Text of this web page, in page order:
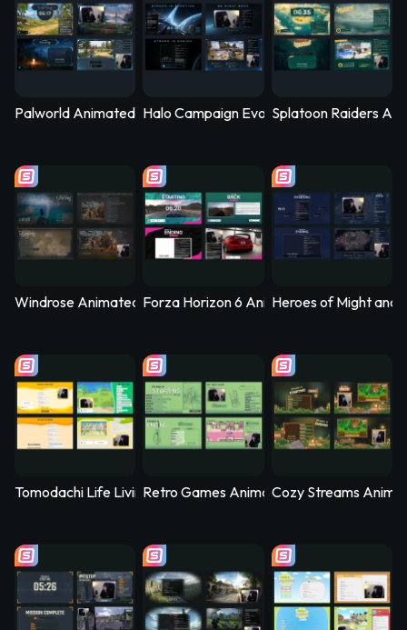
Palworld Animated Stream Overlay – PalSync
Halo Campaign Evolved Animated
Splatoon Raiders
Windrose Animated Stream Overlay - Stormtide
Forza Horizon 6 Animated Stream
Heroes of Might and
Tomodachi Life Living the Dream Animated Stream Overlay -
Retro Games Animated Stream Overlay
Cozy Streams